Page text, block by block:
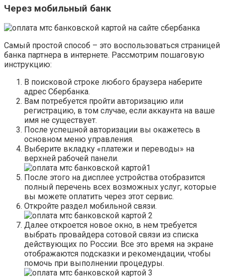
Через мобильный банк
Самый простой способ – это воспользоваться страницей
банка партнера в интернете. Рассмотрим пошаговую
инструкцию:
В поисковой строке любого браузера наберите
адрес Сбербанка.
Вам потребуется пройти авторизацию или
регистрацию, в том случае, если аккаунта на ваше
имя не существует.
После успешной авторизации вы окажетесь в
основном меню управления.
Выберите вкладку «платежи и переводы» на
верхней рабочей панели.
После этого на дисплее устройства отобразится
полный перечень всех возможных услуг, которые
вы можете оплатить через этот сервис.
Откройте раздел мобильной связи.
Далее откроется новое окно, в нем требуется
выбрать провайдера сотовой связи из списка
действующих по России. Все это время на экране
отображаются подсказки и рекомендации, чтобы
помочь при выполнении процедуры.